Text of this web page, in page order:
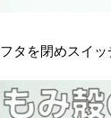
フタを閉めスイッ